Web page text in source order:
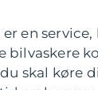
en service,
bilvaskere
skal køre